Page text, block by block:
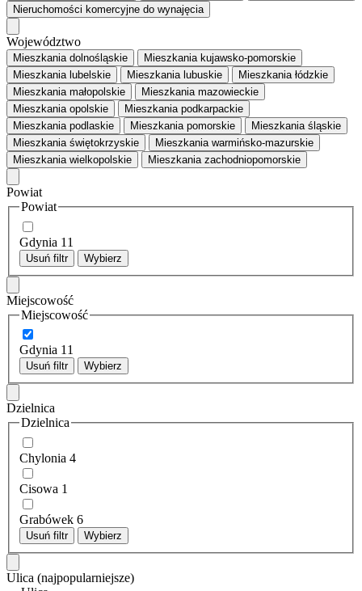
Nieruchomości komercyjne do wynajęcia
Województwo
Mieszkania dolnośląskie
Mieszkania kujawsko-pomorskie
Mieszkania lubelskie
Mieszkania lubuskie
Mieszkania łódzkie
Mieszkania małopolskie
Mieszkania mazowieckie
Mieszkania opolskie
Mieszkania podkarpackie
Mieszkania podlaskie
Mieszkania pomorskie
Mieszkania śląskie
Mieszkania świętokrzyskie
Mieszkania warmińsko-mazurskie
Mieszkania wielkopolskie
Mieszkania zachodniopomorskie
Powiat
Powiat
Gdynia 11
Usuń filtr Wybierz
Miejscowość
Miejscowość
Gdynia 11
Usuń filtr Wybierz
Dzielnica
Dzielnica
Chylonia 4
Cisowa 1
Grabówek 6
Usuń filtr Wybierz
Ulica (najpopularniejsze)